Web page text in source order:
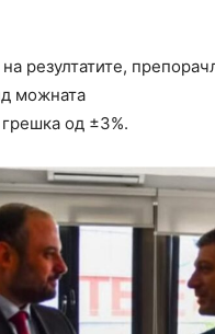
резултатите,
можната
грешка од ±3%.